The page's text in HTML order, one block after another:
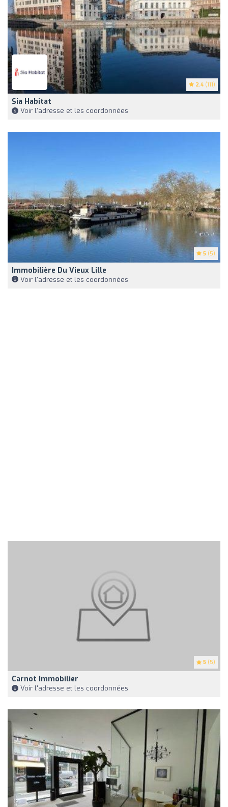
2.4 (111)
Sia Habitat
Voir l'adresse et les coordonnées
5 (5)
Immobilière Du Vieux Lille
Voir l'adresse et les coordonnées
5 (5)
Carnot Immobilier
Voir l'adresse et les coordonnées